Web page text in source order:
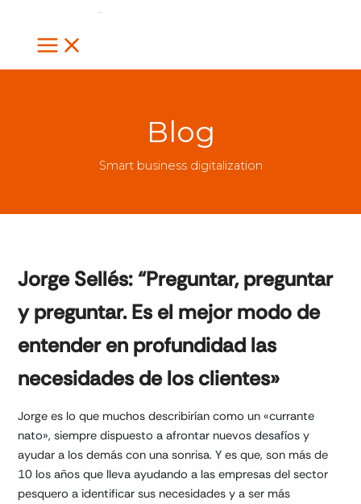
contenido
Blog
Smart business digitalization
Jorge Sellés: “Preguntar, preguntar
y preguntar. Es el mejor modo de
entender en profundidad las
necesidades de los clientes»
Jorge es lo que muchos describirían como un «currante
nato», siempre dispuesto a afrontar nuevos desafíos y
ayudar a los demás con una sonrisa. Y es que, son más de
10 los años que lleva ayudando a las empresas del sector
pesquero a identificar sus necesidades y a ser más